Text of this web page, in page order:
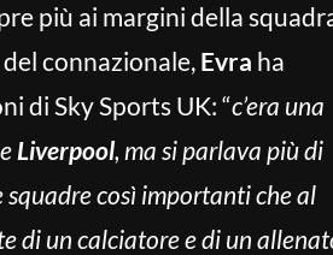
più ai margini della
connazionale, Evra ha
di Sky Sports UK: “c’era una
Liverpool, ma si parlava più di
squadre così importanti che al
di un calciatore e di un